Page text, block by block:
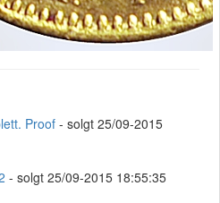
Proof - solgt 25/09-2015
- solgt 25/09-2015 18:55:35